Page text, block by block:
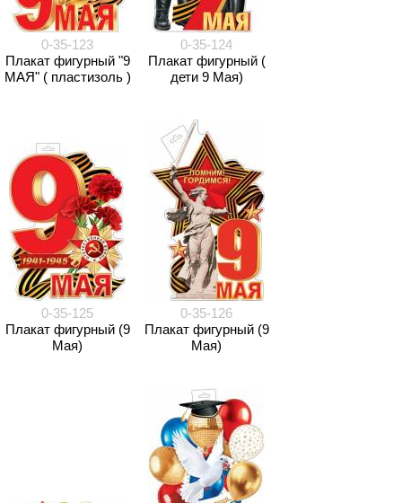
0-35-123
Плакат фигурный "9
МАЯ" ( пластизоль )
0-35-124
Плакат фигурный (
дети 9 Мая)
0-35-125
Плакат фигурный (9
Мая)
0-35-126
Плакат фигурный (9
Мая)